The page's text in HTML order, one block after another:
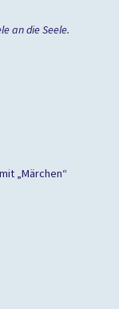
an die Seele.
„Märchen“